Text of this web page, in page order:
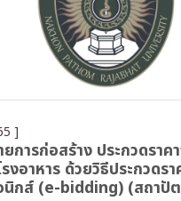
]
การก่อสร้าง ประกวดราค
งอาหาร ด้วยวิธีประกวดรา
นิกส์ (e-bidding) (สถาปั